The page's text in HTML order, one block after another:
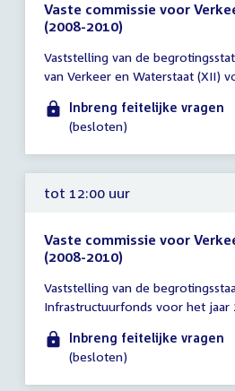
Vaste commissie voor
(2008-2010)
vergadering
tot
12:00
uur
Vaststelling van de
van Verkeer en Waterstaat (XII)
Inbreng feitelijke vragen
(besloten)
tot 12:00 uur
Vaste commissie voor
(2008-2010)
vergadering
tot
12:00
uur
Vaststelling van de
Infrastructuurfonds voor het jaar
Inbreng feitelijke vragen
(besloten)